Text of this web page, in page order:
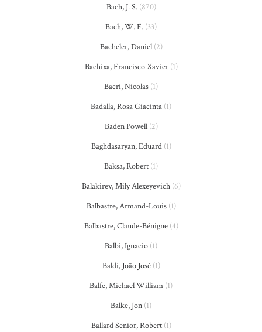
Bach, J. S.(870)
Bach, W. F. (33)
Bacheler, Daniel(2)
Bachixa, Francisco Xavier(1)
Bacri, Nicolas (1)
Badalla, Rosa Giacinta (1)
Baden Powell(2)
Baghdasaryan, Eduard(1)
Baksa, Robert (1)
Balakirev, Mily Alexeyevich(6)
Balbastre, Armand-Louis(1)
Balbastre, Claude-Bénigne(4)
Balbi, Ignacio (1)
Baldi, João José(1)
Balfe, Michael William (1)
Balke, Jon (1)
Ballard Senior, Robert(1)